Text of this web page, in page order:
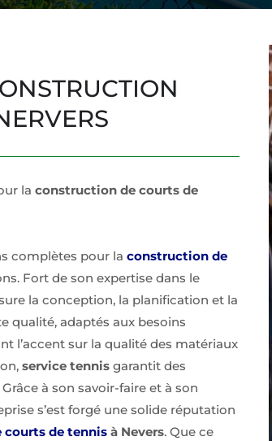
laconstruction de courts de
complètes pour laconstruction de
Fort de son expertise dans le
la conception, la planification et la
qualité, adaptés aux besoins
l’accent sur la qualité des matériaux
service tennis garantit des
à son savoir-faire et à son
s’est forgé une solide réputation
de tennis à Nevers. Que ce